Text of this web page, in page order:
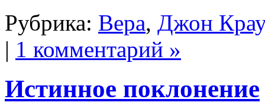
Рубрика: Вера, Джон
| 1 комментарий »
Истинное поклонение